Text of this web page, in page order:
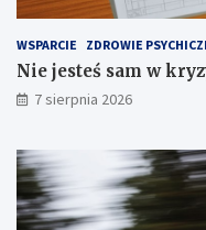
c
h
S
w
ó
w
!
WSPARCIE ZDROWIE
Nie jesteś sam w
7 sierpnia 2026